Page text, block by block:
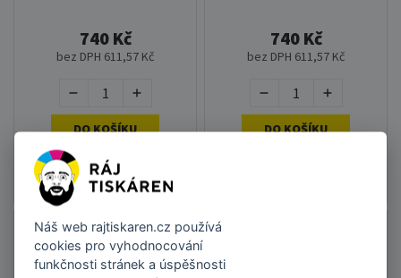
740 Kč
bez DPH 611,57 Kč
DO KOŠÍKU
Skladem
Doručení do
týdne
740 Kč
bez DPH 611,57 Kč
DO KOŠÍKU
Náš web rajtiskaren.cz používá
cookies pro vyhodnocování
funkčnosti stránek a úspěšnosti